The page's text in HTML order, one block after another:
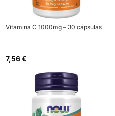
Vitamina C 1000mg – 30 cápsulas
7,56 €